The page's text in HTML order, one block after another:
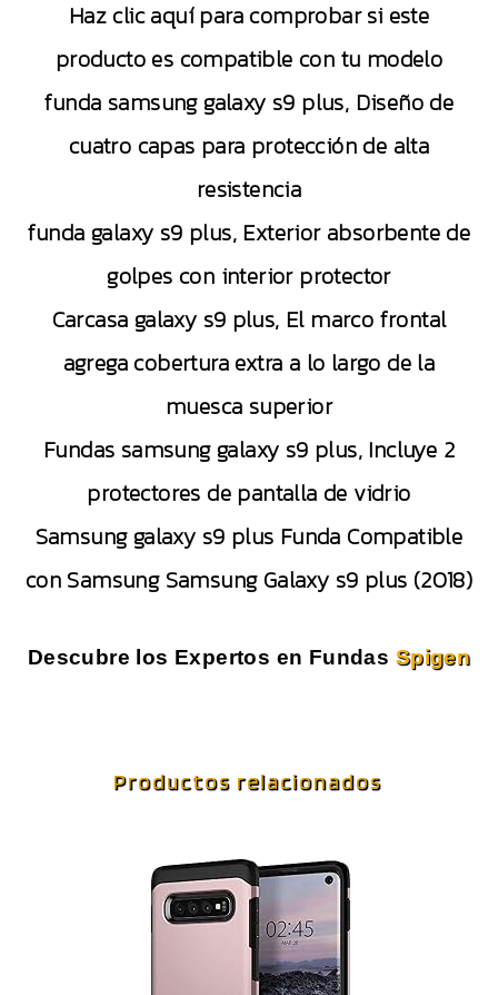
Haz clic aquí para comprobar si este
producto es compatible con tu modelo
funda samsung galaxy s9 plus, Diseño de
cuatro capas para protección de alta
resistencia
funda galaxy s9 plus, Exterior absorbente de
golpes con interior protector
Carcasa galaxy s9 plus, El marco frontal
agrega cobertura extra a lo largo de la
muesca superior
Fundas samsung galaxy s9 plus, Incluye 2
protectores de pantalla de vidrio
Samsung galaxy s9 plus Funda Compatible
con Samsung Samsung Galaxy s9 plus (2018)
Descubre los Expertos en Fundas Spigen
Productos relacionados